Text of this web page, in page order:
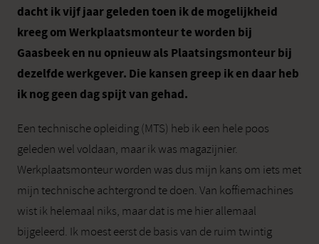
dacht ik vijf jaar geleden toen ik de mogelijkheid
kreeg om Werkplaatsmonteur te worden bij
Gaasbeek en nu opnieuw als Plaatsingsmonteur bij
dezelfde werkgever. Die kansen greep ik en daar heb
ik nog geen dag spijt van gehad.
Een technische opleiding (MTS) heb ik een hele poos
geleden wel voldaan, maar ik was magazijnier.
Werkplaatsmonteur worden was dus mijn kans om iets met
mijn technische achtergrond te doen. Van koffiemachines
wist ik helemaal niks, maar dat is me hier allemaal
bijgeleerd. Ik moest eerst de basis van de ruim twintig